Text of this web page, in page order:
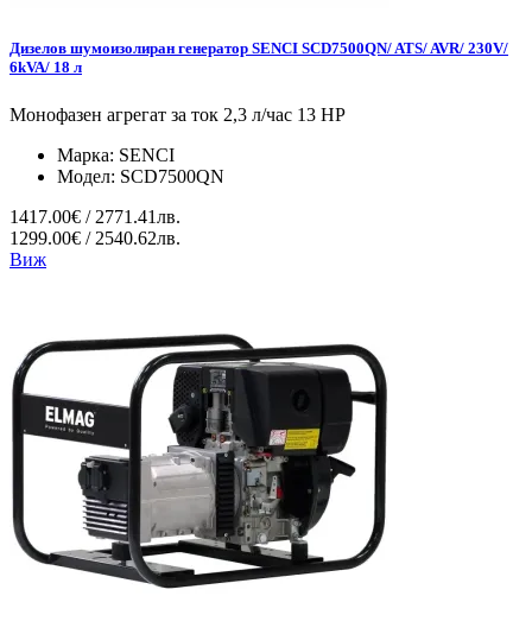
Дизелов шумоизолиран генератор SENCI SCD7500QN/ ATS/ AVR/ 230V/
6kVA/ 18 л
Монофазен агрегат за ток 2,3 л/час 13 HP
Марка: SENCI
Модел: SCD7500QN
1417.00€ / 2771.41лв.
1299.00€ / 2540.62лв.
Виж